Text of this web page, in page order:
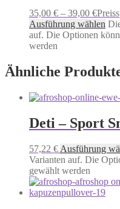
35,00 € – 39,00 €
Ausführung wählen
auf. Die Optionen
werden
Ähnliche
Deti – Sport
57,22 € Ausführung
Varianten auf. Die
gewählt werden